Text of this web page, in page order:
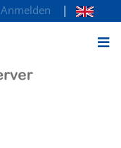
Anmelden